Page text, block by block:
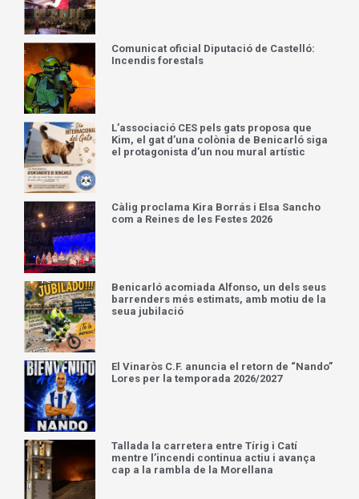
Comunicat oficial Diputació de Castelló:
Incendis forestals
L’associació CES pels gats proposa que
Kim, el gat d’una colònia de Benicarló siga
el protagonista d’un nou mural artístic
Càlig proclama Kira Borrás i Elsa Sancho
com a Reines de les Festes 2026
Benicarló acomiada Alfonso, un dels seus
barrenders més estimats, amb motiu de la
seua jubilació
El Vinaròs C.F. anuncia el retorn de “Nando”
Lores per la temporada 2026/2027
Tallada la carretera entre Tírig i Catí
mentre l’incendi continua actiu i avança
cap a la rambla de la Morellana